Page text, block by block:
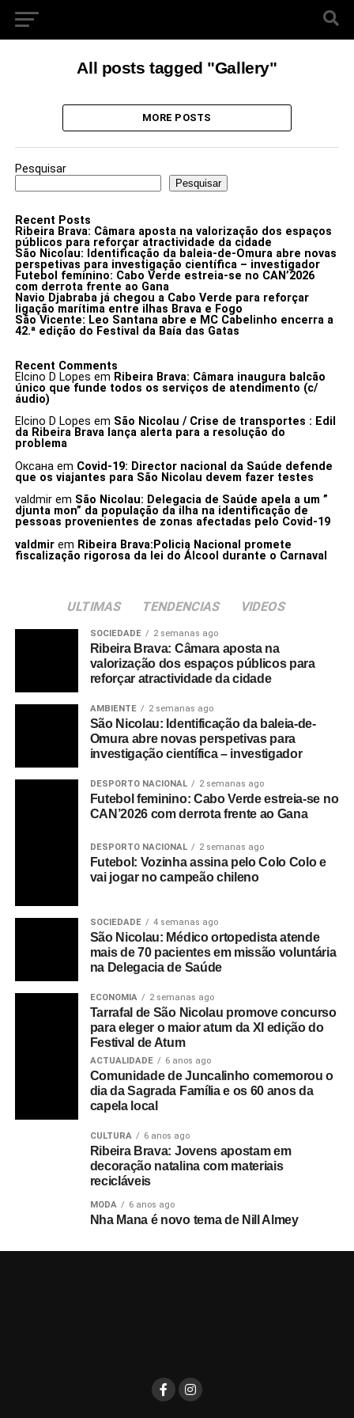
All posts tagged "Gallery"
MORE POSTS
Pesquisar
Pesquisar
Recent Posts
Ribeira Brava: Câmara aposta na valorização dos espaços
públicos para reforçar atractividade da cidade
São Nicolau: Identificação da baleia-de-Omura abre novas
perspetivas para investigação científica – investigador
Futebol feminino: Cabo Verde estreia-se no CAN’2026
com derrota frente ao Gana
Navio Djabraba já chegou a Cabo Verde para reforçar
ligação marítima entre ilhas Brava e Fogo
São Vicente: Leo Santana abre e MC Cabelinho encerra a
42.ª edição do Festival da Baía das Gatas
Recent Comments
Elcino D Lopes em Ribeira Brava: Câmara inaugura balcão
único que funde todos os serviços de atendimento (c/
áudio)
Elcino D Lopes em São Nicolau / Crise de transportes : Edil
da Ribeira Brava lança alerta para a resolução do
problema
Оксанаem Covid-19: Director nacional da Saúde defende
que os viajantes para São Nicolau devem fazer testes
valdmirem São Nicolau: Delegacia de Saúde apela a um ”
djunta mon” da população da ilha na identificação de
pessoas provenientes de zonas afectadas pelo Covid-19
valdmirem Ribeira Brava:Policia Nacional promete
fiscalização rigorosa da lei do Álcool durante o Carnaval
ULTIMAS TENDENCIAS VIDEOS
SOCIEDADE 2 semanas ago
Ribeira Brava: Câmara aposta na
valorização dos espaços públicos para
reforçar atractividade da cidade
AMBIENTE 2 semanas ago
São Nicolau: Identificação da baleia-de-
Omura abre novas perspetivas para
investigação científica – investigador
DESPORTO NACIONAL 2 semanas ago
Futebol feminino: Cabo Verde estreia-se no
CAN’2026 com derrota frente ao Gana
DESPORTO NACIONAL 2 semanas ago
Futebol: Vozinha assina pelo Colo Colo e
vai jogar no campeão chileno
SOCIEDADE 4 semanas ago
São Nicolau: Médico ortopedista atende
mais de 70 pacientes em missão voluntária
na Delegacia de Saúde
ECONOMIA 2 semanas ago
Tarrafal de São Nicolau promove concurso
para eleger o maior atum da XI edição do
Festival de Atum
ACTUALIDADE 6 anos ago
Comunidade de Juncalinho comemorou o
dia da Sagrada Família e os 60 anos da
capela local
CULTURA 6 anos ago
Ribeira Brava: Jovens apostam em
decoração natalina com materiais
recicláveis
MODA 6 anos ago
Nha Mana é novo tema de Nill Almey